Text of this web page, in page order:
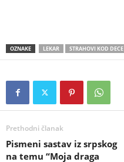
OZNAKE LEKAR STRAHOVI KOD DECE
Prethodni članak
Pismeni sastav iz srpskog
na temu “Moja draga